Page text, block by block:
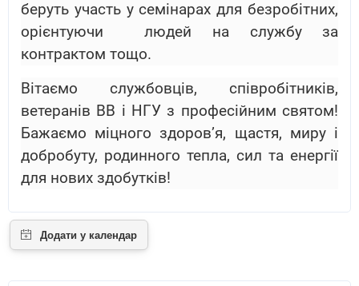
беруть участь у семінарах для безробітних,
орієнтуючи
людей на службу за
контрактом тощо.
Вітаємо службовців, співробітників,
ветеранів ВВ і НГУ з професійним святом!
Бажаємо міцного здоров’я, щастя, миру і
добробуту, родинного тепла, сил та енергії
для нових здобутків!